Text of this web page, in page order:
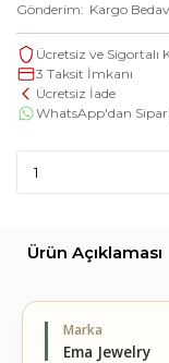
Gönderim
Kargo
Ücretsiz ve Sigortalı
3 Taksit İmkanı
Ücretsiz İade
WhatsApp'dan
Ürün Açıklaması
Marka
Ema Jewelry